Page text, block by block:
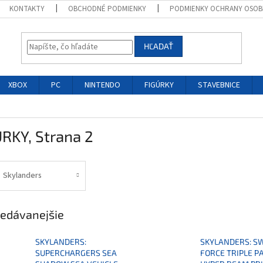
KONTAKTY OBCHODNÉ PODMIENKY PODMIENKY OCHRANY
HĽADAŤ
XBOX PC NINTENDO FIGÚRKY STAVEBNICE
, Strana 2
Skylanders
SKYLANDERS:
SUPERCHARGERS SEA
SKYLANDERS:
FORCE TRIPLE